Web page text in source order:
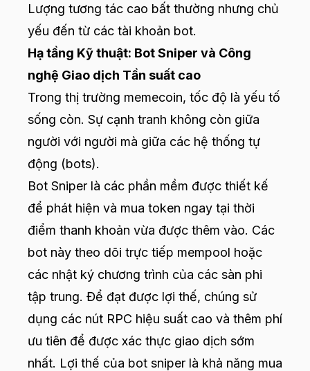
Lượng tương tác cao bất thường nhưng chủ
yếu đến từ các tài khoản bot.
Hạ tầng Kỹ thuật: Bot Sniper và Công
nghệ Giao dịch Tần suất cao
Trong thị trường memecoin, tốc độ là yếu tố
sống còn. Sự cạnh tranh không còn giữa
người với người mà giữa các hệ thống tự
động (bots).
Bot Sniper là các phần mềm được thiết kế
để phát hiện và mua token ngay tại thời
điểm thanh khoản vừa được thêm vào. Các
bot này theo dõi trực tiếp mempool hoặc
các nhật ký chương trình của các sàn phi
tập trung. Để đạt được lợi thế, chúng sử
dụng các nút RPC hiệu suất cao và thêm phí
ưu tiên để được xác thực giao dịch sớm
nhất. Lợi thế của bot sniper là khả năng mua